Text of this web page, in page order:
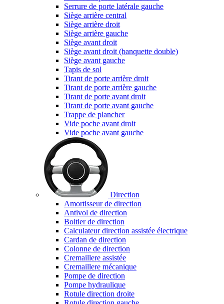
Serrure de porte latérale gauche
Siège arrière central
Siège arrière droit
Siège arrière gauche
Siège avant droit
Siège avant droit (banquette double)
Siège avant gauche
Tapis de sol
Tirant de porte arrière droit
Tirant de porte arrière gauche
Tirant de porte avant droit
Tirant de porte avant gauche
Trappe de plancher
Vide poche avant droit
Vide poche avant gauche
Direction
Amortisseur de direction
Antivol de direction
Boitier de direction
Calculateur direction assistée électrique
Cardan de direction
Colonne de direction
Cremaillere assistée
Cremaillere mécanique
Pompe de direction
Pompe hydraulique
Rotule direction droite